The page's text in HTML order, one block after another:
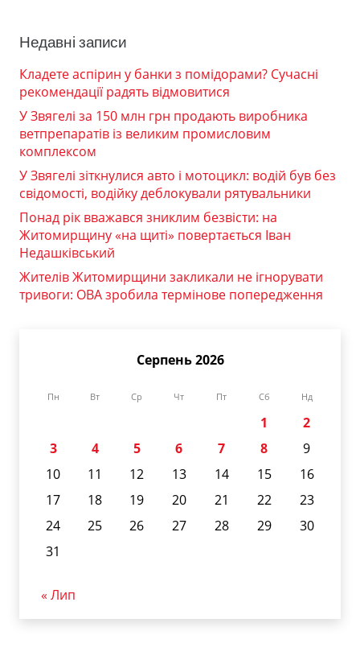
Недавні записи
Кладете аспірин у банки з помідорами? Сучасні
рекомендації радять відмовитися
У Звягелі за 150 млн грн продають виробника
ветпрепаратів із великим промисловим
комплексом
У Звягелі зіткнулися авто і мотоцикл: водій був без
свідомості, водійку деблокували рятувальники
Понад рік вважався зниклим безвісти: на
Житомирщину «на щиті» повертається Іван
Недашківський
Жителів Житомирщини закликали не ігнорувати
тривоги: ОВА зробила термінове попередження
Серпень 2026
Пн Вт Ср Чт Пт Сб Нд
1
2
3
4 5 6 7 8
9
10
11 12 13 14 15
16
17
18 19 20 21 22
23
24
25 26 27 28 29
30
31
« Лип